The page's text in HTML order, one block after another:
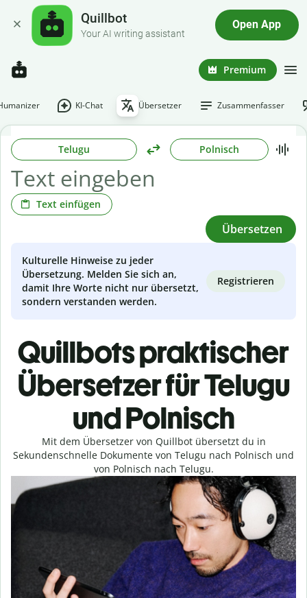
Quillbot
Your AI writing assistant
Open App
Premium
KI-Chat Übersetzer Zusammenfasser
Telugu Polnisch
Text einfügen
Übersetzen
Kulturelle Hinweise zu jeder
Übersetzung. Melden Sie sich an,
damit Ihre Worte nicht nur übersetzt,
sondern verstanden werden.
Registrieren
Quillbots praktischer
Übersetzer für Telugu
und Polnisch
Mit dem Übersetzer von Quillbot übersetzt du in
Sekundenschnelle Dokumente von Telugu nach Polnisch und
von Polnisch nach Telugu.